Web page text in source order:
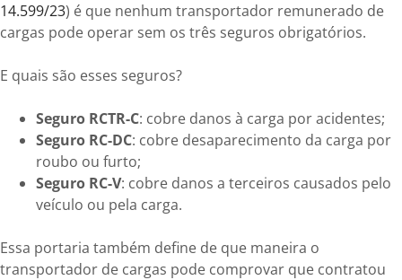
14.599/23) é que nenhum transportador remunerado de
cargas pode operar sem os três seguros obrigatórios.
E quais são esses seguros?
Seguro RCTR-C: cobre danos à carga por acidentes;
Seguro RC-DC: cobre desaparecimento da carga por
roubo ou furto;
Seguro RC-V: cobre danos a terceiros causados pelo
veículo ou pela carga.
Essa portaria também define de que maneira o
transportador de cargas pode comprovar que contratou